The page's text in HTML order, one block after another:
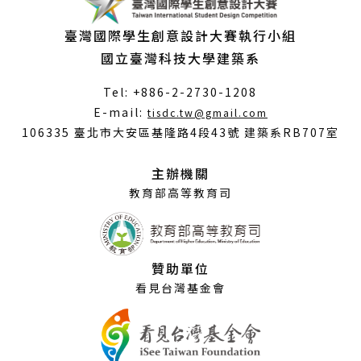
臺灣國際學生創意設計大賽執行小組
國立臺灣科技大學建築系
Tel: +886-2-2730-1208
E-mail:tisdc.tw@gmail.com
開
106335 臺北市大安區基隆路4段43號 建築系RB707室
主辦機關
教育部高等教育司
贊助單位
看見台灣基金會